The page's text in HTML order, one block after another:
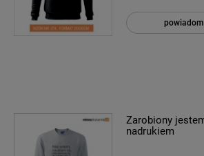
Zarobiony
nadrukiem